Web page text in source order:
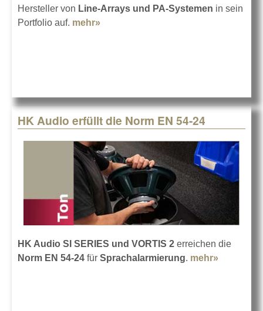
Hersteller von Line-Arrays und PA-Systemen in sein
Portfolio auf. mehr»
HK Audio erfüllt die Norm EN 54-24
HK Audio SI SERIES und VORTIS 2 erreichen die
Norm EN 54-24 für Sprachalarmierung. mehr»